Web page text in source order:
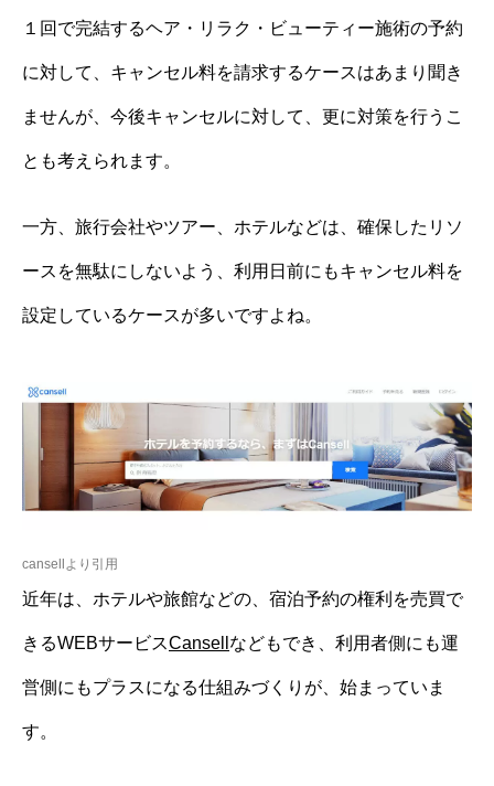
１回で完結するヘア・リラク・ビューティー施術の予約
に対して、キャンセル料を請求するケースはあまり聞き
ませんが、今後キャンセルに対して、更に対策を行うこ
とも考えられます。
一方、旅行会社やツアー、ホテルなどは、確保したリソ
ースを無駄にしないよう、利用日前にもキャンセル料を
設定しているケースが多いですよね。
cansellより引用
近年は、ホテルや旅館などの、宿泊予約の権利を売買で
きるWEBサービスCansell などもでき、利用者側にも運
営側にもプラスになる仕組みづくりが、始まっていま
す。